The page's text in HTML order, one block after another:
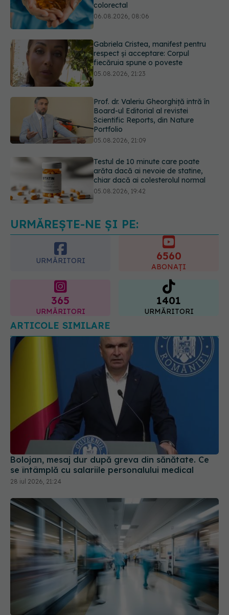
Gabriela Cristea, manifest pentru
respect și acceptare: Corpul
Prof. dr. Valeriu Gheorghiță intră în
Board-ul Editorial al revistei
05.08.2026, 21:09
Testul de 10 minute care poate
arăta dacă ai nevoie de statine,
chiar dacă ai colesterolul normal
Pepenele roșu sau cel galben: care
crește glicemia mai repede.
URMĂREȘTE-NE ȘI PE:
URMĂRITORI 6560
ABONAȚI
365
URMĂRITORI
1401
URMĂRITORI
ARTICOLE SIMILARE
Bolojan, mesaj dur după greva din sănătate. Ce
se întâmplă cu salariile personalului medical
28 iul 2026, 21:24